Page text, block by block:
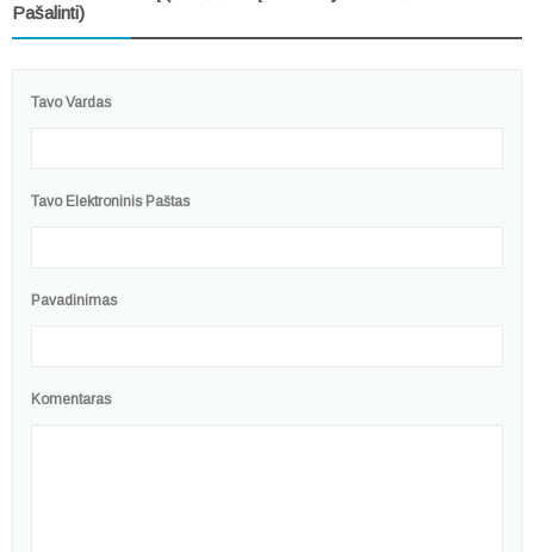
Pašalinti)
Tavo Vardas
Tavo Elektroninis Paštas
Pavadinimas
Komentaras